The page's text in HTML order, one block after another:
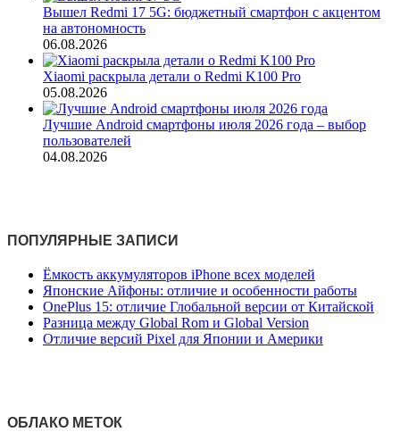
Вышел Redmi 17 5G: бюджетный смартфон с акцентом
на автономность
06.08.2026
Xiaomi раскрыла детали о Redmi K100 Pro
05.08.2026
Лучшие Android смартфоны июля 2026 года – выбор
пользователей
04.08.2026
ПОПУЛЯРНЫЕ ЗАПИСИ
Ёмкость аккумуляторов iPhone всех моделей
Японские Айфоны: отличие и особенности работы
OnePlus 15: отличие Глобальной версии от Китайской
Разница между Global Rom и Global Version
Отличие версий Pixel для Японии и Америки
ОБЛАКО МЕТОК